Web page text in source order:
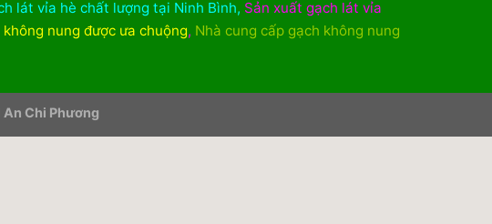
lát vỉa hè chất lượng tại Ninh Bình, Sản xuất gạch lát vỉa
nung được ưa chuộng, Nhà cung cấp gạch không nung
An Chi Phương